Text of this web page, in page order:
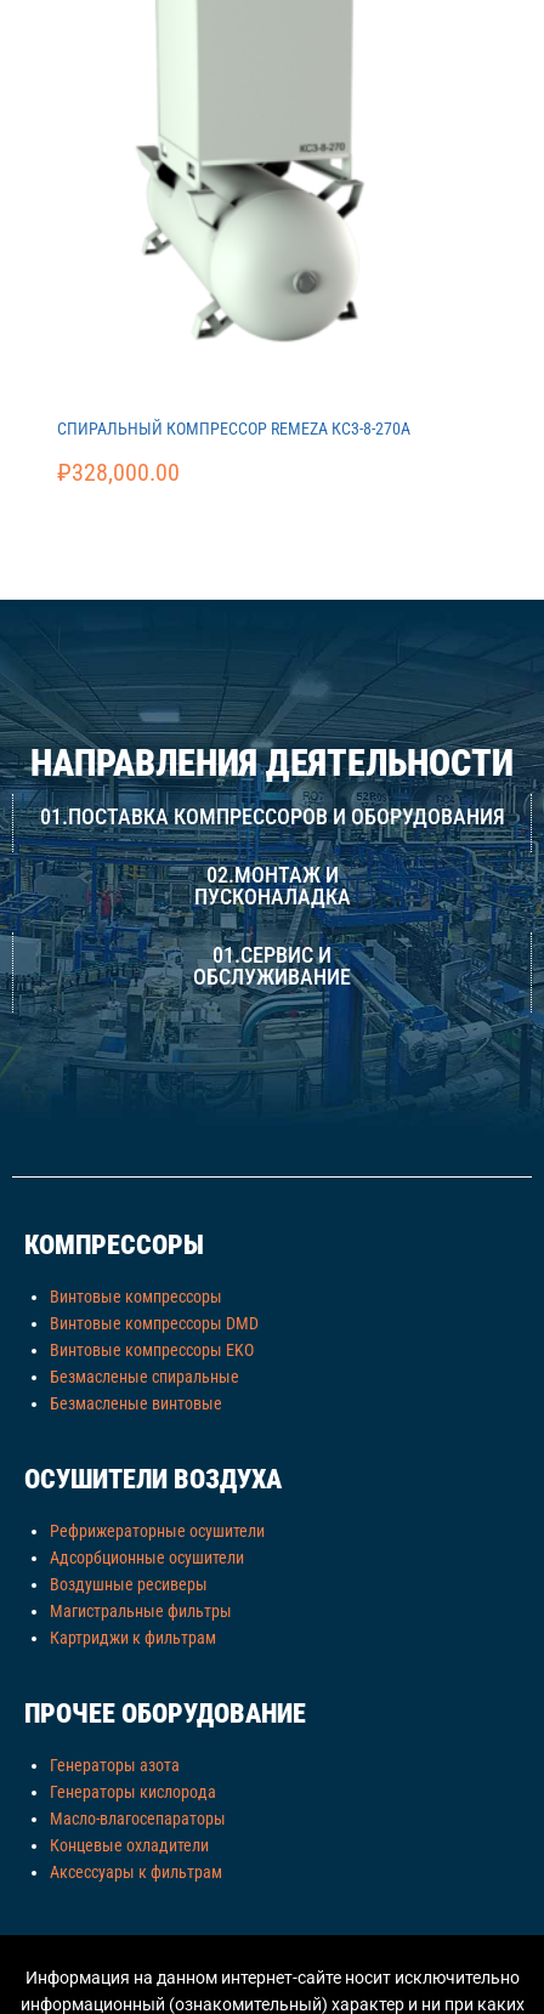
СПИРАЛЬНЫЙ КОМПРЕССОР REMEZA КС3-8-270А
₽328,000.00
НАПРАВЛЕНИЯ ДЕЯТЕЛЬНОСТИ
01.ПОСТАВКА КОМПРЕССОРОВ И ОБОРУДОВАНИЯ
02.МОНТАЖ И
ПУСКОНАЛАДКА
01.СЕРВИС И
ОБСЛУЖИВАНИЕ
КОМПРЕССОРЫ
Винтовые компрессоры
Винтовые компрессоры DMD
Винтовые компрессоры EKO
Безмасленые спиральные
Безмасленые винтовые
ОСУШИТЕЛИ ВОЗДУХА
Рефрижераторные осушители
Адсорбционные осушители
Воздушные ресиверы
Магистральные фильтры
Картриджи к фильтрам
ПРОЧЕЕ ОБОРУДОВАНИЕ
Генераторы азота
Генераторы кислорода
Масло-влагосепараторы
Концевые охладители
Аксессуары к фильтрам
Информация на данном интернет-сайте носит исключительно
информационный (ознакомительный) характер и ни при каких